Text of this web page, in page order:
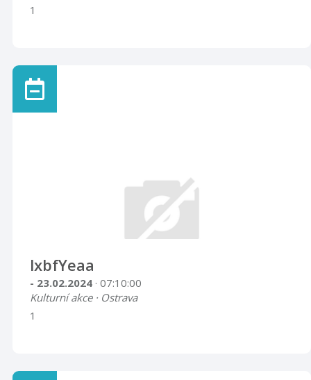
1
lxbfYeaa
- 23.02.2024 · 07:10:00
Kulturní akce · Ostrava
1